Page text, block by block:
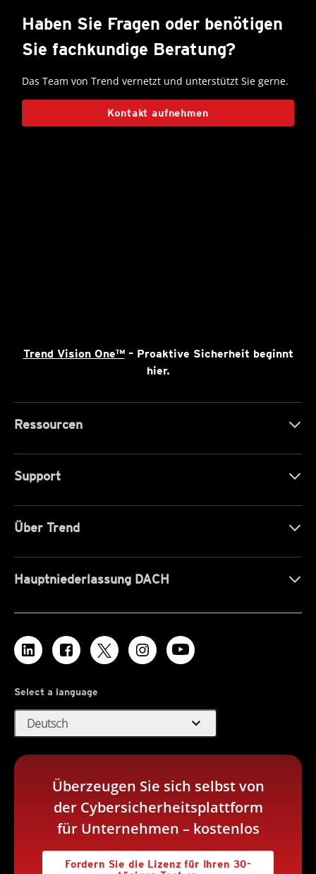
Haben Sie Fragen oder benötigen
Sie fachkundige Beratung?
Das Team von Trend vernetzt und unterstützt Sie gerne.
Kontakt aufnehmen
Trend Vision One™– Proaktive Sicherheit beginnt
hier.
Ressourcen
Support
Über Trend
Hauptniederlassung DACH
Select a language
Deutsch expand_more
Überzeugen Sie sich selbst von
der Cybersicherheitsplattform
für Unternehmen – kostenlos
Fordern Sie die Lizenz für Ihren 30-